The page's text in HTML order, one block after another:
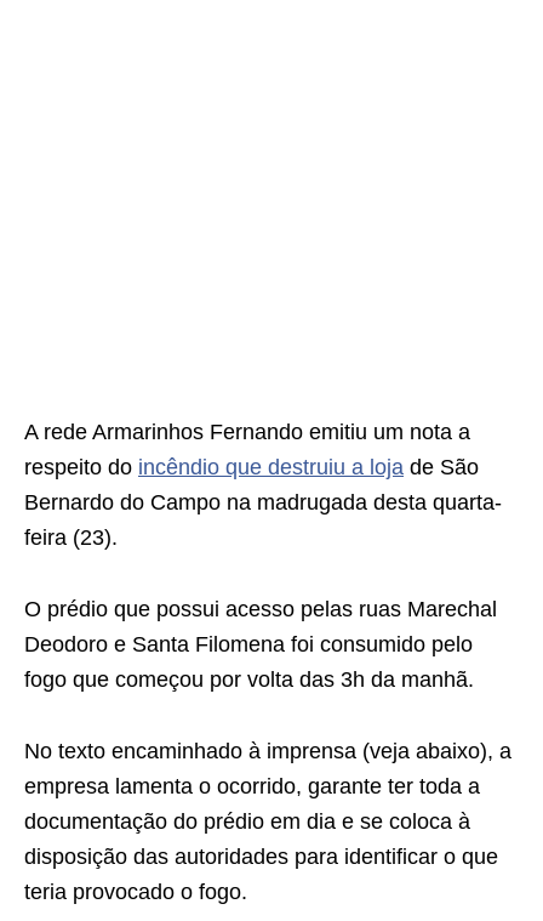
A rede Armarinhos Fernando emitiu um nota a
respeito do incêndio que destruiu a loja de São
Bernardo do Campo na madrugada desta quarta-
feira (23).
O prédio que possui acesso pelas ruas Marechal
Deodoro e Santa Filomena foi consumido pelo
fogo que começou por volta das 3h da manhã.
No texto encaminhado à imprensa (veja abaixo), a
empresa lamenta o ocorrido, garante ter toda a
documentação do prédio em dia e se coloca à
disposição das autoridades para identificar o que
teria provocado o fogo.